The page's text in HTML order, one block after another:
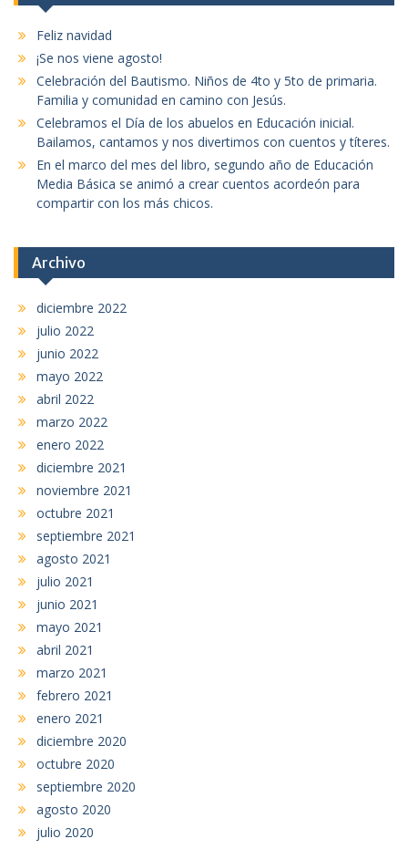
Feliz navidad
¡Se nos viene agosto!
Celebración del Bautismo. Niños de 4to y 5to de primaria.
Familia y comunidad en camino con Jesús.
Celebramos el Día de los abuelos en Educación inicial.
Bailamos, cantamos y nos divertimos con cuentos y títeres.
En el marco del mes del libro, segundo año de Educación
Media Básica se animó a crear cuentos acordeón para
compartir con los más chicos.
Archivo
diciembre 2022
julio 2022
junio 2022
mayo 2022
abril 2022
marzo 2022
enero 2022
diciembre 2021
noviembre 2021
octubre 2021
septiembre 2021
agosto 2021
julio 2021
junio 2021
mayo 2021
abril 2021
marzo 2021
febrero 2021
enero 2021
diciembre 2020
octubre 2020
septiembre 2020
agosto 2020
julio 2020